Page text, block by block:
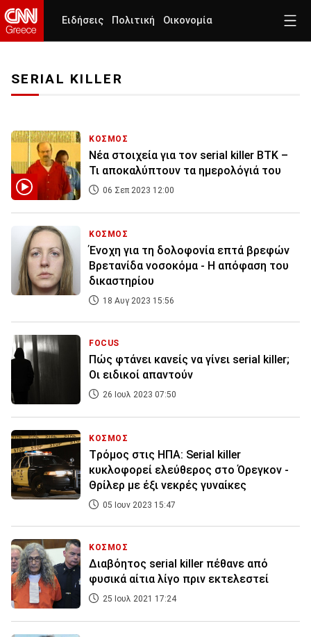
Ειδήσεις Πολιτική Οικονομία
SERIAL KILLER
ΚΟΣΜΟΣ
Νέα στοιχεία για τον serial killer BTK –
Τι αποκαλύπτουν τα ημερολόγιά του
06 Σεπ 2023 12:00
ΚΟΣΜΟΣ
Ένοχη για τη δολοφονία επτά βρεφών
Βρετανίδα νοσοκόμα - Η απόφαση του
δικαστηρίου
18 Αυγ 2023 15:56
FOCUS
Πώς φτάνει κανείς να γίνει serial killer;
Οι ειδικοί απαντούν
26 Ιουλ 2023 07:50
ΚΟΣΜΟΣ
Tρόμος στις ΗΠΑ: Serial killer
κυκλοφορεί ελεύθερος στο Όρεγκον -
Θρίλερ με έξι νεκρές γυναίκες
05 Ιουν 2023 15:47
ΚΟΣΜΟΣ
Διαβόητος serial killer πέθανε από
φυσικά αίτια λίγο πριν εκτελεστεί
25 Ιουλ 2021 17:24